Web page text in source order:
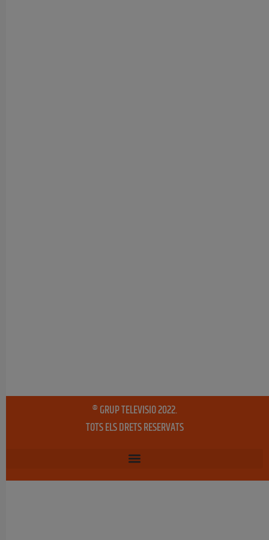
® GRUP TELEVISIO 2022.
TOTS ELS DRETS RESERVATS